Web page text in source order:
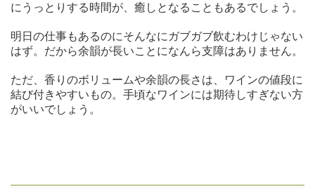
にうっとりする時間が、癒しとなることもあるでしょう。
明日の仕事もあるのにそんなにガブガブ飲むわけじゃない
はず。だから余韻が長いことになんら支障はありません。
ただ、香りのボリュームや余韻の長さは、ワインの値段に
結び付きやすいもの。手頃なワインには期待しすぎない方
がいいでしょう。